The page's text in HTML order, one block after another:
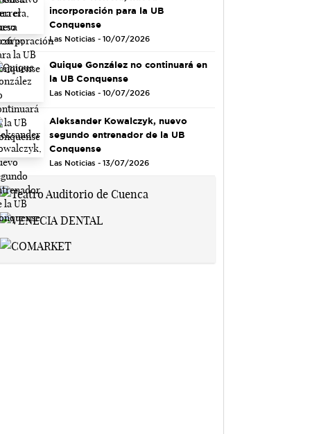
incorporación para la UB
Conquense
Las Noticias - 10/07/2026
Quique González no continuará en
la UB Conquense
Las Noticias - 10/07/2026
Aleksander Kowalczyk, nuevo
segundo entrenador de la UB
Conquense
Las Noticias - 13/07/2026